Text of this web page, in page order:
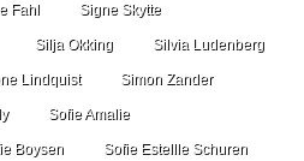
Fahl Signe Skytte
Silja Okking Silvia Ludenberg
Lindquist Simon Zander
Sofie Amalie
Boysen Sofie Estellle Schuren